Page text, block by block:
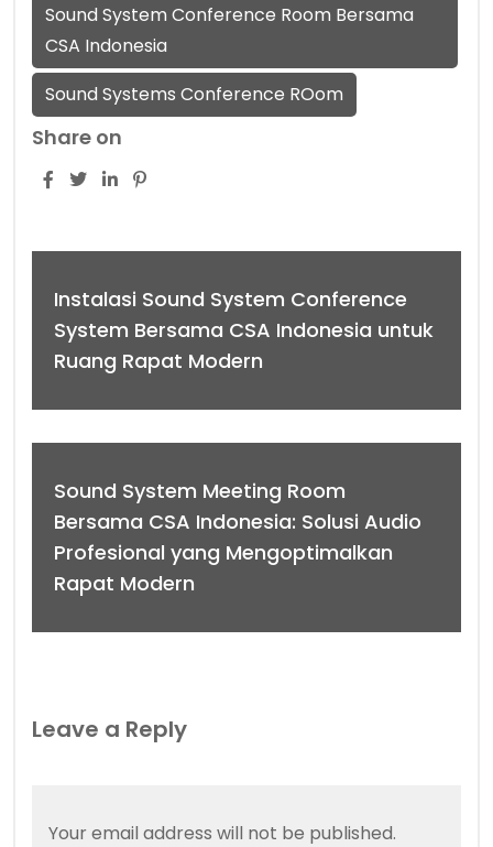
Sound System Conference Room Bersama
CSA Indonesia
Sound Systems Conference ROom
Share on
Instalasi Sound System Conference
System Bersama CSA Indonesia untuk
Ruang Rapat Modern
Sound System Meeting Room
Bersama CSA Indonesia: Solusi Audio
Profesional yang Mengoptimalkan
Rapat Modern
Leave a Reply
Your email address will not be published.